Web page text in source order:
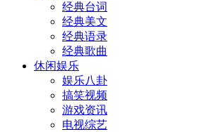
经典台词
经典美文
经典语录
经典歌曲
休闲娱乐
娱乐八卦
搞笑视频
游戏资讯
电视综艺